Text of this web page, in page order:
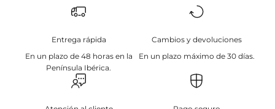
Entrega rápida
En un plazo de 48 horas en la
Península Ibérica.
Cambios y devoluciones
En un plazo máximo de 30 días.